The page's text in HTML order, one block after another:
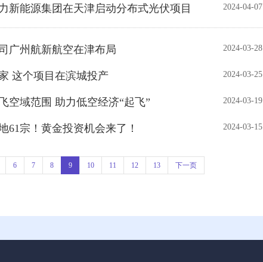
新能源集团在天津启动分布式光伏项目 2024-04-07
广州航新航空在津布局 2024-03-28
这个项目在滨城投产 2024-03-25
空域范围 助力低空经济“起飞” 2024-03-19
61宗！黄金投资机会来了！ 2024-03-15
6 7 8 9 10 11 12 13 下一页